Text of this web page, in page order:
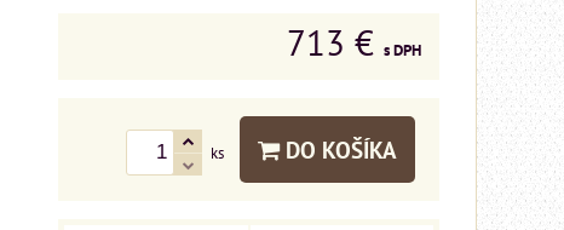
713 € s DPH
ks DO KOŠÍKA